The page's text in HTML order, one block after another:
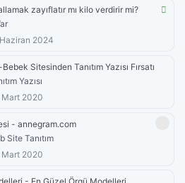
zayıflatır mı kilo verdirir mi?
2024
Sitesinden Tanıtım Yazısı Fırsatı
Yazısı
Mart 2020
- annegram.com
Site Tanıtım
Mart 2020